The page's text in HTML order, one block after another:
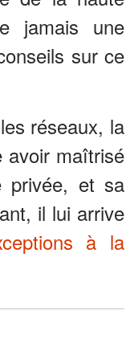
jamais une
sur ce
réseaux, la
avoir maîtrisé
privée, et sa
il lui arrive
à la